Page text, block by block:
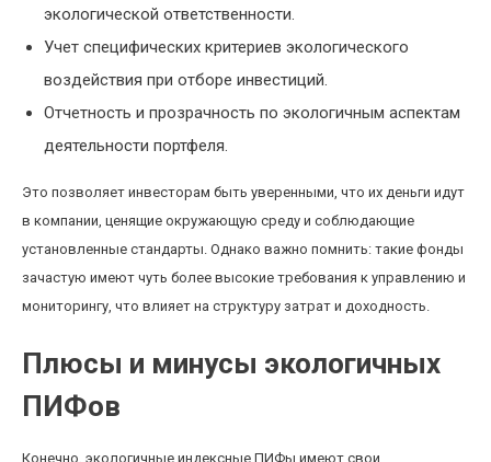
экологической ответственности.
Учет специфических критериев экологического
воздействия при отборе инвестиций.
Отчетность и прозрачность по экологичным аспектам
деятельности портфеля.
Это позволяет инвесторам быть уверенными, что их деньги идут
в компании, ценящие окружающую среду и соблюдающие
установленные стандарты. Однако важно помнить: такие фонды
зачастую имеют чуть более высокие требования к управлению и
мониторингу, что влияет на структуру затрат и доходность.
Плюсы и минусы экологичных
ПИФов
Конечно, экологичные индексные ПИФы имеют свои